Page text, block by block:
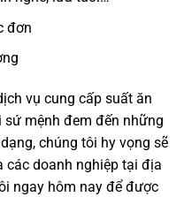
đơn
vụ cung cấp suất ăn
mệnh đem đến những
chúng tôi hy vọng sẽ
doanh nghiệp tại địa
ngay hôm nay để được